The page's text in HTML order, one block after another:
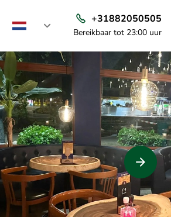
+31882050505
Bereikbaar tot 23:00 uur